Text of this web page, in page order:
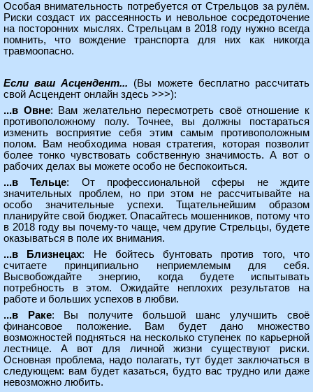
Особая внимательность потребуется от Стрельцов за рулём.
Риски создаст их рассеянность и невольное сосредоточение
на посторонних мыслях. Стрельцам в 2018 году нужно всегда
помнить, что вождение транспорта для них как никогда
травмоопасно.
Если ваш Асцендент... (Вы можете бесплатно рассчитать
свой Асцендент онлайн здесь >>>):
...в Овне: Вам желательно пересмотреть своё отношение к
противоположному полу. Точнее, вы должны постараться
изменить восприятие себя этим самым противоположным
полом. Вам необходима новая стратегия, которая позволит
более тонко чувствовать собственную значимость. А вот о
рабочих делах вы можете особо не беспокоиться.
...в Тельце: От профессиональной сферы не ждите
значительных проблем, но при этом не рассчитывайте на
особо значительные успехи. Тщательнейшим образом
планируйте свой бюджет. Опасайтесь мошенников, потому что
в 2018 году вы почему-то чаще, чем другие Стрельцы, будете
оказываться в поле их внимания.
...в Близнецах: Не бойтесь бунтовать против того, что
считаете принципиально неприемлемым для себя.
Высвобождайте энергию, когда будете испытывать
потребность в этом. Ожидайте неплохих результатов на
работе и больших успехов в любви.
...в Раке: Вы получите большой шанс улучшить своё
финансовое положение. Вам будет дано множество
возможностей подняться на несколько ступенек по карьерной
лестнице. А вот для личной жизни существуют риски.
Основная проблема, надо полагать, тут будет заключаться в
следующем: вам будет казаться, будто вас трудно или даже
невозможно любить.